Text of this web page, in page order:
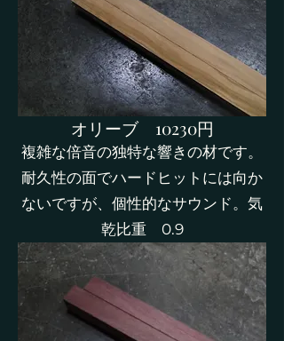
​オリーブ 10230円
​複雑な倍音の独特な響きの材です。
耐久性の面でハードヒットには向か
ないですが、個性的なサウンド。気
乾比重 0.9